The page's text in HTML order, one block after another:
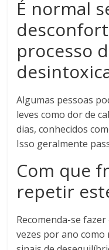
É normal
processo
Algumas pessoas
leves como dor de
dias, conhecidos
Isso geralmente
Com que
repetir
Recomenda-se
vezes por ano